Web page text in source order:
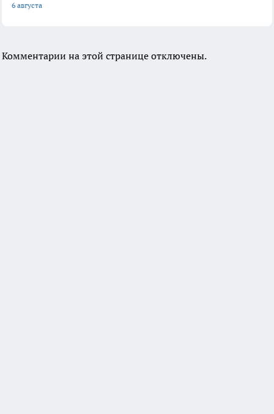
6 августа
Комментарии на этой странице отключены.